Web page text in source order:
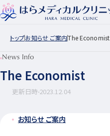
トップお知らせ ご案内The Economist
News Info
The Economist
更新日時2023.12.04
お知らせ ご案内